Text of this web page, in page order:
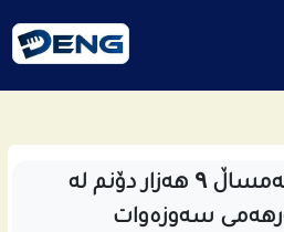
کشتوکاڵی گەرمیان: ئەمساڵ ۹ هەزار دۆنم لە
سەوزەوات